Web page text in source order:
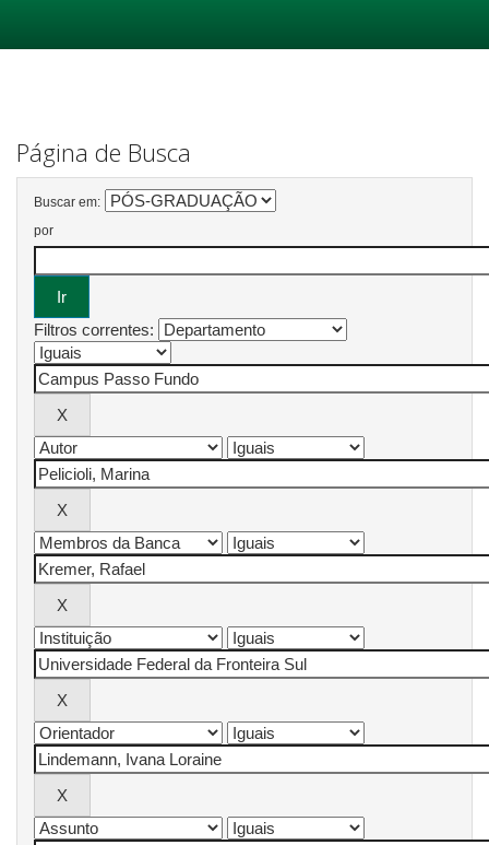
Página de Busca
Buscar em:
por
Filtros correntes: